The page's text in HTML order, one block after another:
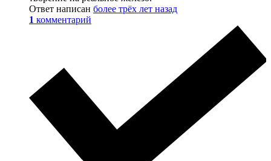
Ответ написан более трёх лет назад
1 комментарий